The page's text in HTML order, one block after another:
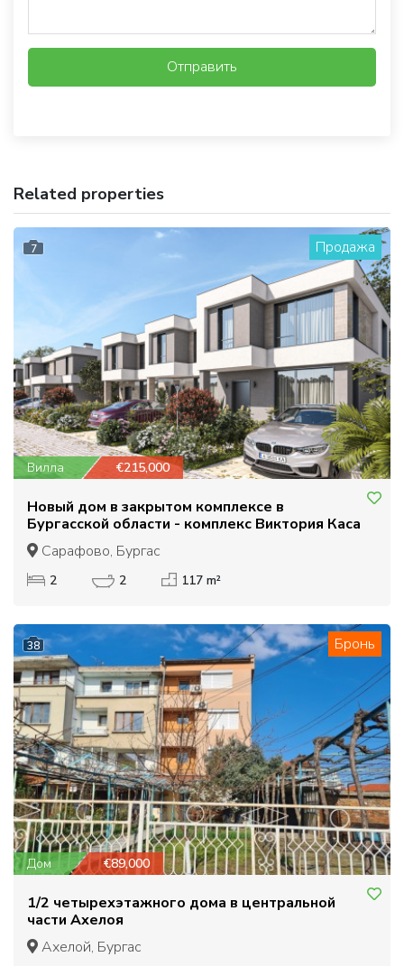
Отправить
Related properties
7 Продажа
Вилла €215,000
Новый дом в закрытом комплексе в
Бургасской области - комплекс Виктория Каса
Сарафово, Бургас
2 2 117 m²
38 Бронь
Дом €89,000
1/2 четырехэтажного дома в центральной
части Ахелоя
Ахелой, Бургас